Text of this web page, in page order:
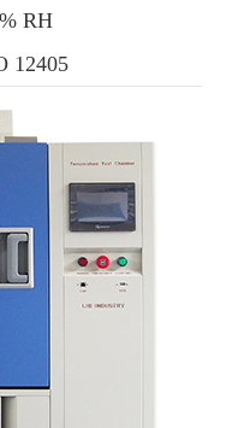
RH
12405